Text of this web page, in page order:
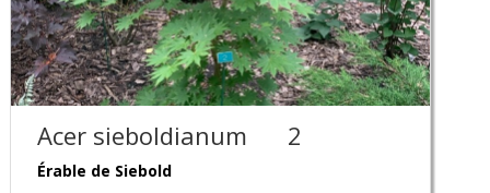
Acer sieboldianum 2
Érable de Siebold